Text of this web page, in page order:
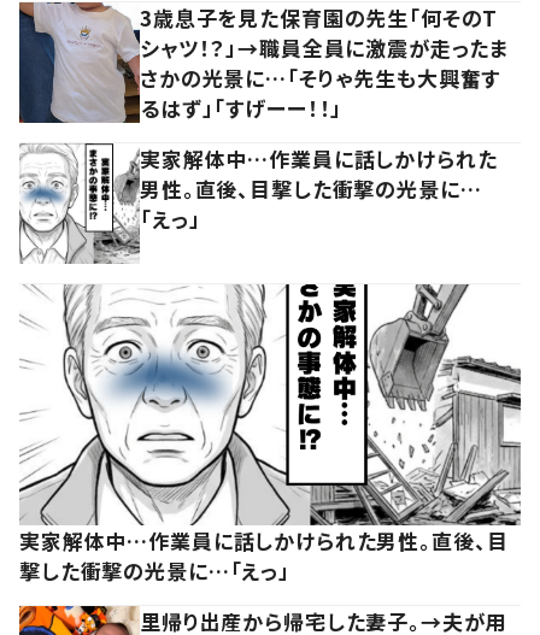
3歳息子を見た保育園の先生「何そのT
シャツ！？」→職員全員に激震が走ったま
さかの光景に…「そりゃ先生も大興奮す
るはず」「すげーー！！」
実家解体中…作業員に話しかけられた
男性。直後、目撃した衝撃の光景に…
「えっ」
実家解体中…作業員に話しかけられた男性。直後、目
撃した衝撃の光景に…「えっ」
里帰り出産から帰宅した妻子。→夫が用